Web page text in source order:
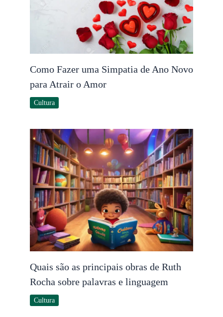
Como Fazer uma Simpatia de Ano Novo
para Atrair o Amor
Cultura
Quais são as principais obras de Ruth
Rocha sobre palavras e linguagem
Cultura